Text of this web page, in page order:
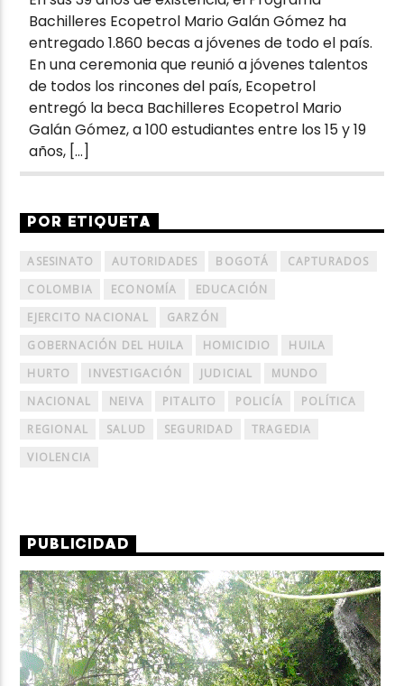
Bachilleres Ecopetrol Mario Galán Gómez ha
entregado 1.860 becas a jóvenes de todo el país.
En una ceremonia que reunió a jóvenes talentos
de todos los rincones del país, Ecopetrol
entregó la beca Bachilleres Ecopetrol Mario
Galán Gómez, a 100 estudiantes entre los 15 y 19
años, […]
POR ETIQUETA
ASESINATO AUTORIDADES BOGOTÁ
CAPTURADOS
COLOMBIA
ECONOMÍA
EDUCACIÓN
EJERCITO NACIONAL
GARZÓN
GOBERNACIÓN DEL HUILA
HOMICIDIO
HUILA
HURTO
INVESTIGACIÓN JUDICIAL
MUNDO
NACIONAL
NEIVA PITALITO POLICÍA
POLÍTICA
REGIONAL
SALUD SEGURIDAD
TRAGEDIA
VIOLENCIA
PUBLICIDAD